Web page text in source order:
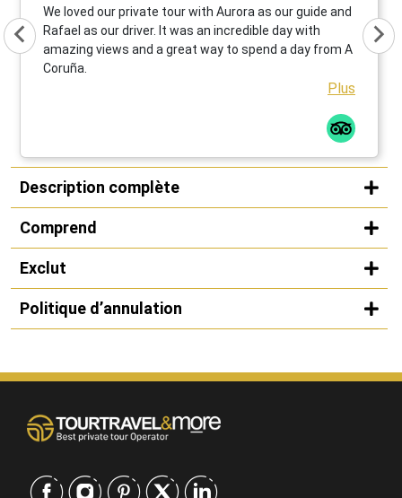
We loved our private tour with Aurora as our guide and
Rafael as our driver. It was an incredible day with
amazing views and a great way to spend a day from A
Coruña.
Plus
Description complète
Comprend
Exclut
Politique d’annulation